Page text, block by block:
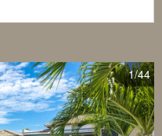
1/44